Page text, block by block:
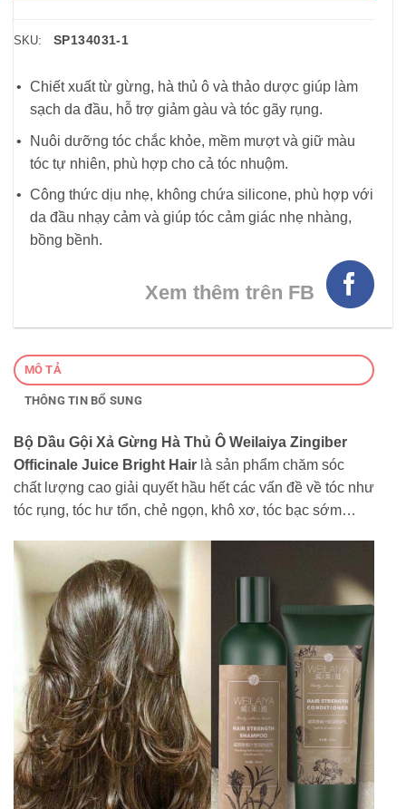
SKU: SP134031-1
Chiết xuất từ gừng, hà thủ ô và thảo dược giúp làm
sạch da đầu, hỗ trợ giảm gàu và tóc gãy rụng.
Nuôi dưỡng tóc chắc khỏe, mềm mượt và giữ màu
tóc tự nhiên, phù hợp cho cả tóc nhuộm.
Công thức dịu nhẹ, không chứa silicone, phù hợp với
da đầu nhạy cảm và giúp tóc cảm giác nhẹ nhàng,
bồng bềnh.
Xem thêm trên FB
MÔ TẢ
THÔNG TIN BỔ SUNG
Bộ Dầu Gội Xả Gừng Hà Thủ Ô Weilaiya Zingiber
Officinale Juice Bright Hair là sản phẩm chăm sóc
chất lượng cao giải quyết hầu hết các vấn đề về tóc như
tóc rụng, tóc hư tổn, chẻ ngọn, khô xơ, tóc bạc sớm…